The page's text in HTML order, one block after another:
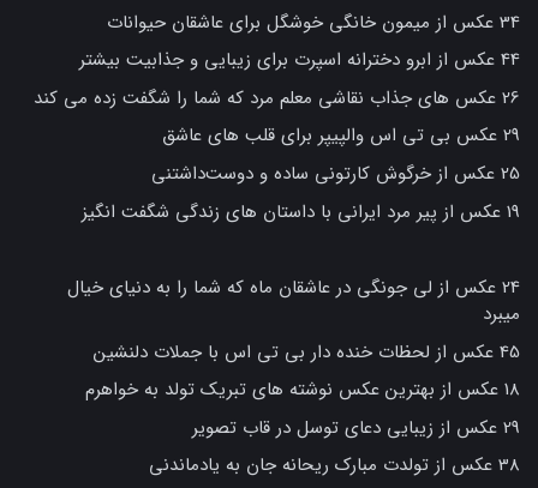
34 عکس از میمون خانگی خوشگل برای عاشقان حیوانات
44 عکس از ابرو دخترانه اسپرت برای زیبایی و جذابیت بیشتر
26 عکس های جذاب نقاشی معلم مرد که شما را شگفت زده می کند
29 عکس بی تی اس والپیپر برای قلب های عاشق
25 عکس از خرگوش کارتونی ساده و دوست‌داشتنی
19 عکس از پیر مرد ایرانی با داستان های زندگی شگفت انگیز
24 عکس از لی جونگی در عاشقان ماه که شما را به دنیای خیال
میبرد
45 عکس از لحظات خنده دار بی تی اس با جملات دلنشین
18 عکس از بهترین عکس نوشته های تبریک تولد به خواهرم
29 عکس از زیبایی دعای توسل در قاب تصویر
38 عکس از تولدت مبارک ریحانه جان به یادماندنی